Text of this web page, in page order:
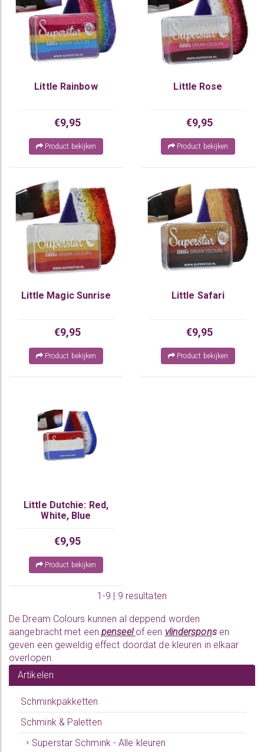
Little Rainbow
€9,95
Product bekijken
Little Rose
€9,95
Product bekijken
Little Magic Sunrise
€9,95
Product bekijken
Little Safari
€9,95
Product bekijken
Little Dutchie: Red,
White, Blue
€9,95
Product bekijken
1-9 | 9 resultaten
De Dream Colours kunnen al deppend worden
aangebracht met een penseel of een vlindersponsen
geven een geweldig effect doordat de kleuren in elkaar
overlopen.
Artikelen
Schminkpakketten
Schmink & Paletten
Superstar Schmink - Alle kleuren